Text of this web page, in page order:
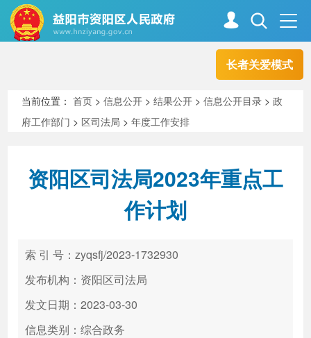
长者关爱模式
走进资阳
新闻中心 解读回应
政务服务
高效办成一件事
当前位置：首页 >信息公开 >结果公开 >信息公开目录 >政
府工作部门 > 区司法局 >年度工作安排
资阳区司法局2023年重点工
作计划
索 引 号：zyqsfj/2023-1732930
发布机构：资阳区司法局
发文日期：2023-03-30
信息类别：综合政务